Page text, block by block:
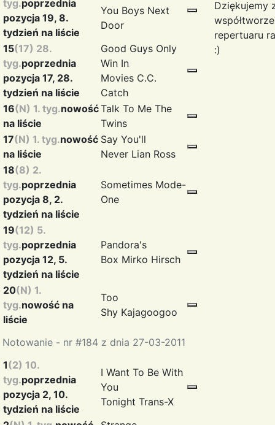
Notowanie - nr #184 z dnia 27-03-2011
tyg.poprzednia
pozycja 19, 8.
tydzień na liście
You Boys Next
Door
15(17) 28.
tyg.poprzednia
pozycja 17, 28.
tydzień na liście
Good Guys Only
Win In
Movies C.C.
Catch
16(N) 1. tyg.nowość
na liście
Talk To Me The
Twins
17(N) 1. tyg.nowość
na liście
Say You'll
Never Lian Ross
18(8) 2.
tyg.poprzednia
pozycja 8, 2.
tydzień na liście
Sometimes Mode-
One
19(12) 5.
tyg.poprzednia
pozycja 12, 5.
tydzień na liście
Pandora's
Box Mirko Hirsch
20(N) 1.
tyg.nowość na
liście
Too
Shy Kajagoogoo
1(2) 10.
tyg.poprzednia
pozycja 2, 10.
tydzień na liście
I Want To Be With
You
Tonight Trans-X
Dziękujemy
repertuaru
:)